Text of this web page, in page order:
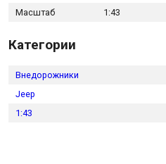
Масштаб 1:43
Категории
Внедорожники
Jeep
1:43